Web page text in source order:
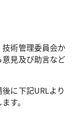
術管理委員会か
見及び助言など
に下記URLより
す。